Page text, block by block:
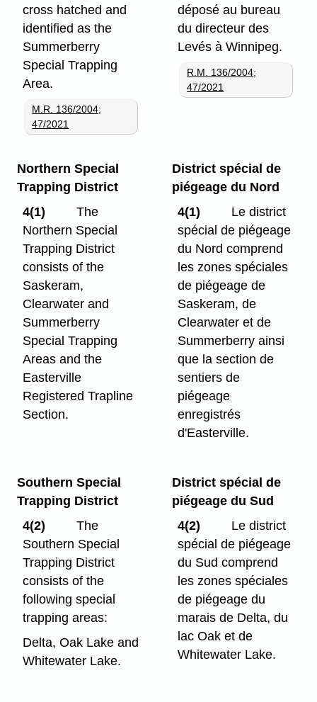
cross hatched and
identified as the
Summerberry
Special Trapping
Area.
M.R. 136/2004;
47/2021
déposé au bureau
du directeur des
Levés à Winnipeg.
R.M. 136/2004;
47/2021
Northern Special
Trapping District
4(1)
The
Northern Special
Trapping District
consists of the
Saskeram,
Clearwater and
Summerberry
Special Trapping
Areas and the
Easterville
Registered Trapline
Section.
District spécial de
piégeage du Nord
4(1)
Le district
spécial de piégeage
du Nord comprend
les zones spéciales
de piégeage de
Saskeram, de
Clearwater et de
Summerberry ainsi
que la section de
sentiers de
piégeage
enregistrés
d'Easterville.
Southern Special
Trapping District
4(2)
The
Southern Special
Trapping District
consists of the
following special
trapping areas:
Delta, Oak Lake and
Whitewater Lake.
District spécial de
piégeage du Sud
4(2)
Le district
spécial de piégeage
du Sud comprend
les zones spéciales
de piégeage du
marais de Delta, du
lac Oak et de
Whitewater Lake.